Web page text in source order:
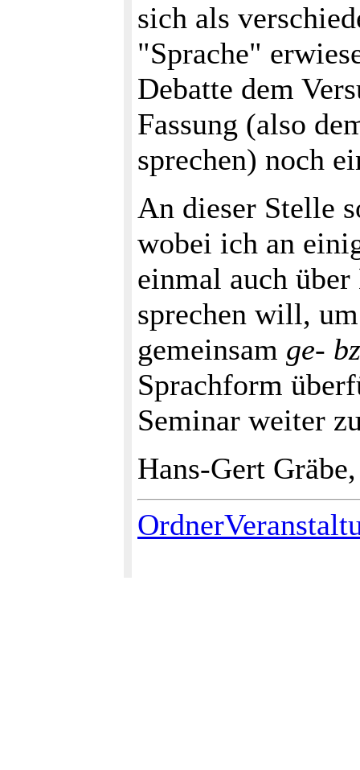
sich als
"Sprache"
Debatte dem
Fassung (also
sprechen) noch
An dieser Stelle
wobei ich an
einmal auch
sprechen will,
gemeinsam ge-
Sprachform
Seminar weiter
Hans-Gert